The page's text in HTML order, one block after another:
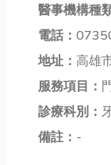
醫事機構種
電話：
地址： 高雄
服務項目：
診療科別：
備註： -